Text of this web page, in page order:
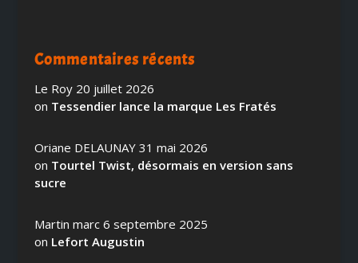
Commentaires récents
Le Roy 20 juillet 2026
on Tessendier lance la marque Les Fratés
Oriane DELAUNAY 31 mai 2026
on Tourtel Twist, désormais en version sans
sucre
Martin marc 6 septembre 2025
on Lefort Augustin